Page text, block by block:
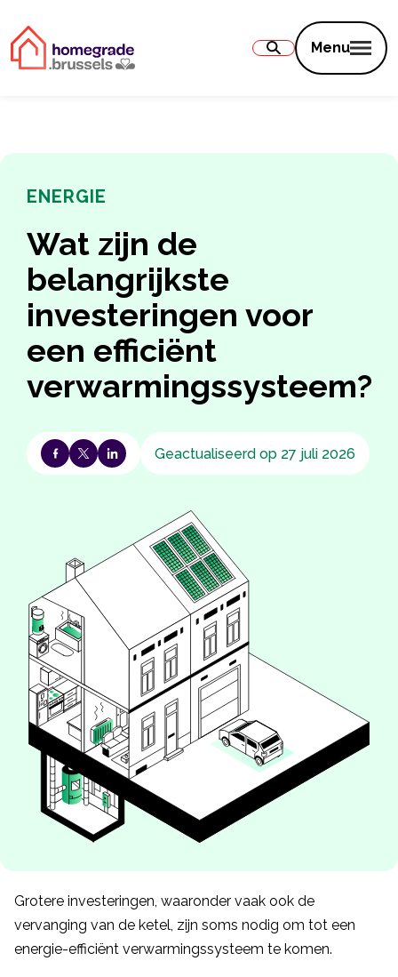
Menu
ENERGIE
Wat zijn de
belangrijkste
investeringen voor
een efficiënt
verwarmingssysteem?
Geactualiseerd op 27 juli 2026
Grotere investeringen, waaronder vaak ook de
vervanging van de ketel, zijn soms nodig om tot een
energie-efficiënt verwarmingssysteem te komen.